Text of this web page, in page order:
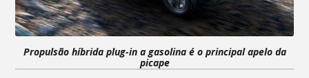
Propulsão híbrida plug-in a gasolina é o principal apelo da
picape